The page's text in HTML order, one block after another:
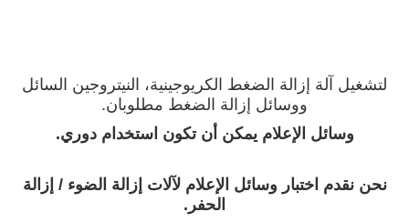
لتشغيل آلة إزالة الضغط الكريوجينية، النيتروجين السائل
ووسائل إزالة الضغط مطلوبان.
وسائل الإعلام يمكن أن تكون استخدام دوري.
نحن نقدم اختبار وسائل الإعلام لآلات إزالة الضوء / إزالة
الحفر.